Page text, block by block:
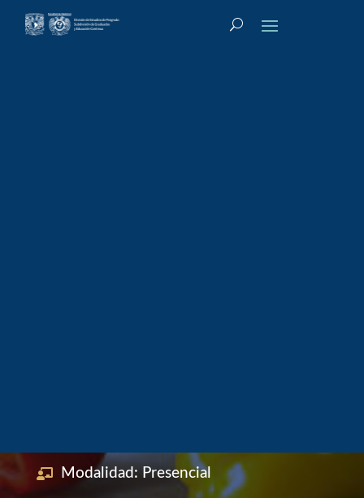
Modalidad : Presencial